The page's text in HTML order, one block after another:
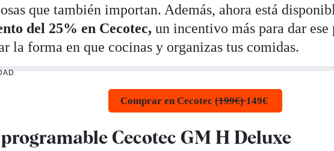
que también importan. Además, ahora está
del 25% en Cecotec, un incentivo más para dar ese
la forma en que cocinas y organizas tus comidas.
Comprar en Cecotec (̶1̶9̶9̶€̶)̶ 149€
Cecotec GM H Deluxe